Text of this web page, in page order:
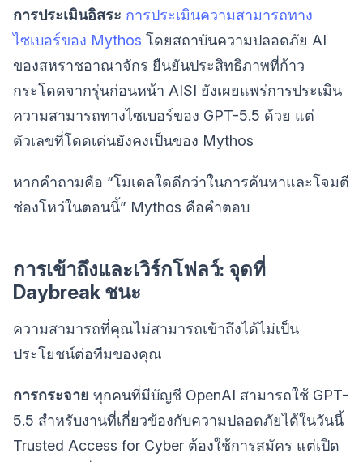
การประเมินอิสระ การประเมินความสามารถทาง
ไซเบอร์ของ Mythos โดยสถาบันความปลอดภัย AI
ของสหราชอาณาจักร ยืนยันประสิทธิภาพที่ก้าว
กระโดดจากรุ่นก่อนหน้า AISI ยังเผยแพร่การประเมิน
ความสามารถทางไซเบอร์ของ GPT-5.5 ด้วย แต่
ตัวเลขที่โดดเด่นยังคงเป็นของ Mythos
หากคำถามคือ “โมเดลใดดีกว่าในการค้นหาและโจมตี
ช่องโหว่ในตอนนี้” Mythos คือคำตอบ
การเข้าถึงและเวิร์กโฟลว์: จุดที่
Daybreak ชนะ
ความสามารถที่คุณไม่สามารถเข้าถึงได้ไม่เป็น
ประโยชน์ต่อทีมของคุณ
การกระจาย ทุกคนที่มีบัญชี OpenAI สามารถใช้ GPT-
5.5 สำหรับงานที่เกี่ยวข้องกับความปลอดภัยได้ในวันนี้
Trusted Access for Cyber ต้องใช้การสมัคร แต่เปิด